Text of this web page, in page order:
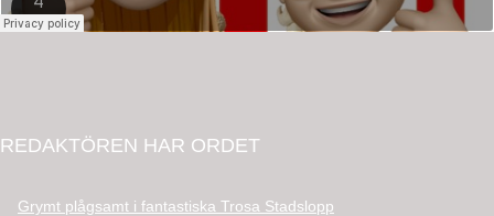
REDAKTÖREN HAR ORDET
Grymt plågsamt i fantastiska Trosa Stadslopp